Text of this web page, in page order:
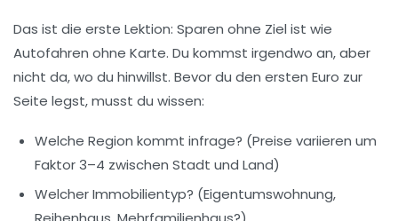
Das ist die erste Lektion: Sparen ohne Ziel ist wie
Autofahren ohne Karte. Du kommst irgendwo an, aber
nicht da, wo du hinwillst. Bevor du den ersten Euro zur
Seite legst, musst du wissen:
Welche Region kommt infrage? (Preise variieren um
Faktor 3–4 zwischen Stadt und Land)
WelcherImmobilientyp? (Eigentumswohnung,